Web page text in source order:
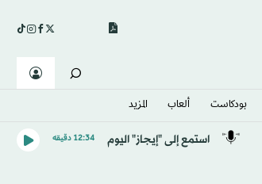
بودكاست ألعاب المزيد
استمع إلى "إيجاز" اليوم 12:34 دقيقه